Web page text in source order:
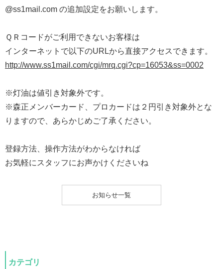
@ss1mail.com の追加設定をお願いします。
ＱＲコードがご利用できないお客様は
インターネットで以下のURLから直接アクセスできます。
http://www.ss1mail.com/cgi/mrq.cgi?cp=16053&ss=0002
※灯油は値引き対象外です。
※森正メンバーカード、プロカードは２円引き対象外とな
りますので、あらかじめご了承ください。
登録方法、操作方法がわからなければ
お気軽にスタッフにお声かけくださいね
お知らせ一覧
カテゴリ